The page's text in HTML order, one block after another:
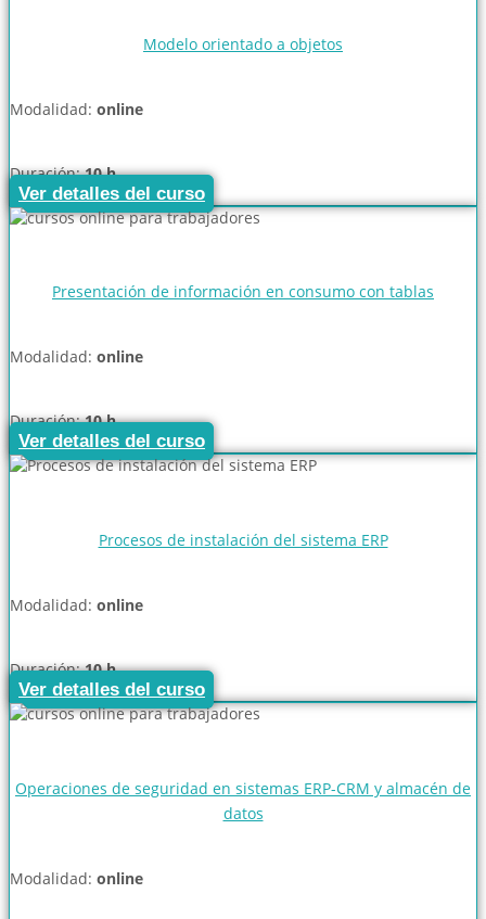
Modelo orientado a objetos
Modalidad: online
Duración:10 h
Ver detalles del curso
Presentación de información en consumo con tablas
Modalidad: online
Duración:10 h
Ver detalles del curso
Procesos de instalación del sistema ERP
Modalidad: online
Duración:10 h
Ver detalles del curso
Operaciones de seguridad en sistemas ERP-CRM y almacén de
datos
Modalidad: online